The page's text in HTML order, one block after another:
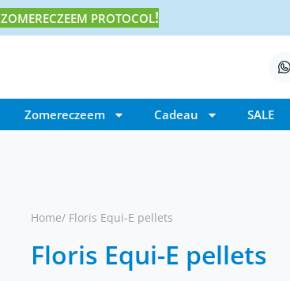
ZOMERECZEEM PROTOCOL!
Zomereczeem Cadeau SALE
Home/ Floris Equi-E pellets
Floris Equi-E pellets